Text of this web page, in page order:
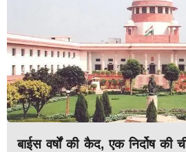
बाईस वर्षों की कैद, एक निर्दोष